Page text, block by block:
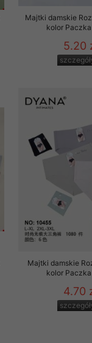
Majtki damskie
kolor
5.20
Majtki damskie
kolor
4.70